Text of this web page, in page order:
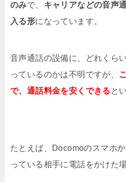
のみで、 キャリアなどの音声
入る形になっています。
音声通話の設備に、どれくら
っているのかは不明ですが、
で、通話料金を安くできる と
たとえば、Docomoのスマホ
っている相手に電話をかけた場